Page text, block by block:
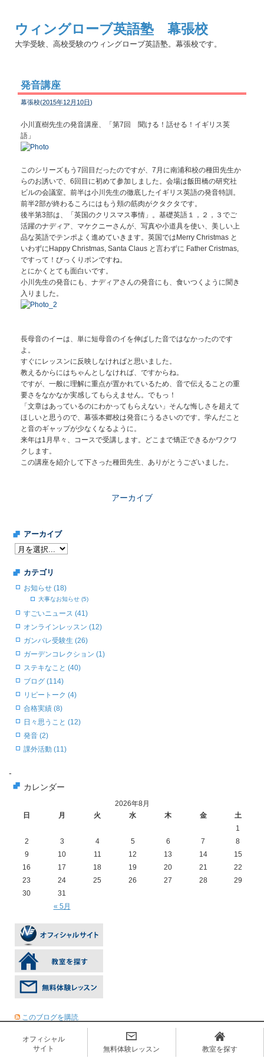
ウィングローブ英語塾 幕張校
大学受験、高校受験のウィングローブ英語塾。幕張校です。
発音講座
幕張校(2015年12月10日)
小川直樹先生の発音講座、「第7回 聞ける！話せる！イギリス英
語」
このシリーズもう7回目だったのですが、7月に南浦和校の種田先生か
らのお誘いで、6回目に初めて参加しました。会場は飯田橋の研究社
ビルの会議室。前半は小川先生の徹底したイギリス英語の発音特訓。
前半2部が終わるころにはもう頬の筋肉がクタクタです。
後半第3部は、「英国のクリスマス事情」。基礎英語１，２，３でご
活躍のナディア、マケクニーさんが、写真や小道具を使い、美しい上
品な英語でテンポよく進めていきます。英国ではMerry Christmas と
いわずにHappy Christmas, Santa Claus と言わずに Father Cristmas,
ですって！びっくりポンですね。
とにかくとても面白いです。
小川先生の発音にも、ナディアさんの発音にも、食いつくように聞き
入りました。
長母音のイーは、単に短母音のイを伸ばした音ではなかったのです
よ。
すぐにレッスンに反映しなければと思いました。
教えるからにはちゃんとしなければ、ですからね。
ですが、一般に理解に重点が置かれているため、音で伝えることの重
要さをなかなか実感してもらえません。でもっ！
「文章はあっているのにわかってもらえない」そんな悔しさを超えて
ほしいと思うので、幕張本郷校は発音にうるさいのです。学んだこと
と音のギャップが少なくなるように。
来年は1月早々、コースで受講します。どこまで矯正できるかワクワ
クします。
この講座を紹介して下さった種田先生、ありがとうございました。
アーカイブ
アーカイブ
カテゴリ
お知らせ (18)
大事なお知らせ (5)
すごいニュース (41)
オンラインレッスン (12)
ガンバレ受験生 (26)
ガーデンコレクション (1)
ステキなこと (40)
ブログ (114)
リピートーク (4)
合格実績 (8)
日々思うこと (12)
発音 (2)
課外活動 (11)
-
カレンダー
2026年8月
日
月 火 水 木 金 土
« 5月
1
2
3 4 5 6 7
8
9
10 11 12 13 14
15
16
17 18 19 20 21
22
23
24 25 26 27 28
29
30
31
このブログを購読
オフィシャル
サイト
無料体験レッスン 教室を探す